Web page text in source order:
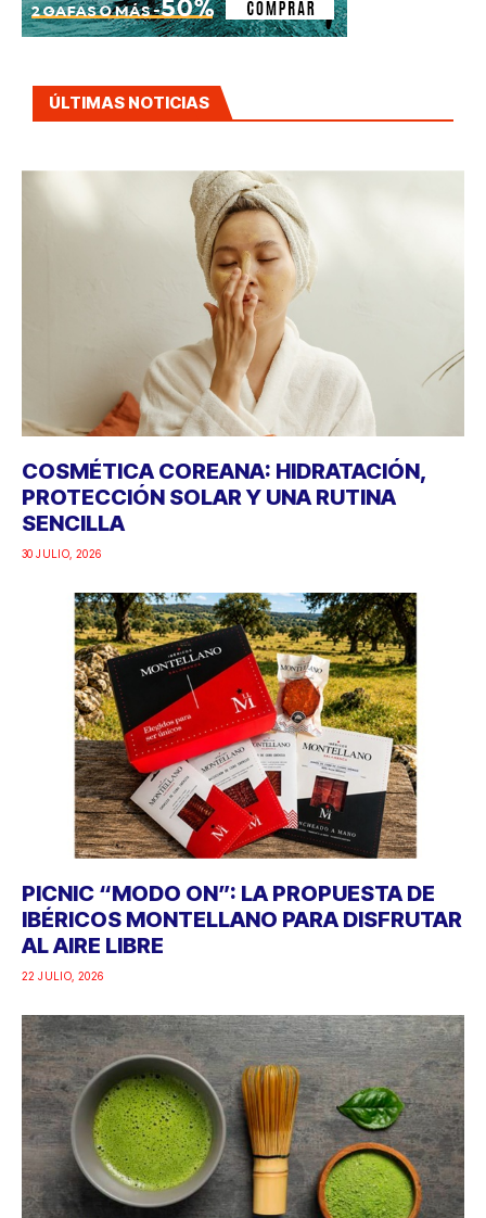
ÚLTIMAS NOTICIAS
COSMÉTICA COREANA: HIDRATACIÓN,
PROTECCIÓN SOLAR Y UNA RUTINA
SENCILLA
30 JULIO, 2026
PICNIC “MODO ON”: LA PROPUESTA DE
IBÉRICOS MONTELLANO PARA DISFRUTAR
AL AIRE LIBRE
22 JULIO, 2026